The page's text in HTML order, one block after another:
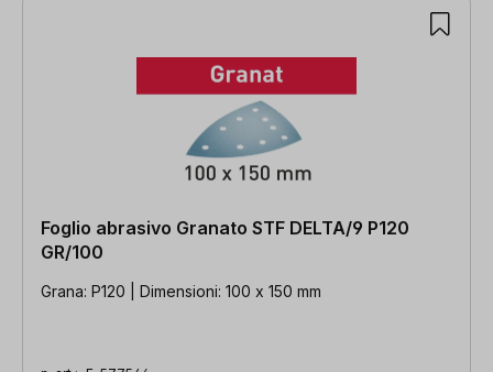
Foglio abrasivo Granato STF DELTA/9 P120
GR/100
Grana: P120 | Dimensioni: 100 x 150 mm